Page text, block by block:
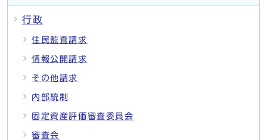
行政
住民監査請求
情報公開請求
その他請求
内部統制
固定資産評価審査委員会
審査会